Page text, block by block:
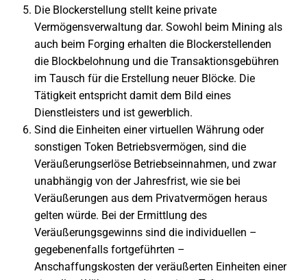
Die Blockerstellung stellt keine private
Vermögensverwaltung dar. Sowohl beim Mining als
auch beim Forging erhalten die Blockerstellenden
die Blockbelohnung und die Transaktionsgebühren
im Tausch für die Erstellung neuer Blöcke. Die
Tätigkeit entspricht damit dem Bild eines
Dienstleisters und ist gewerblich.
Sind die Einheiten einer virtuellen Währung oder
sonstigen Token Betriebsvermögen, sind die
Veräußerungserlöse Betriebseinnahmen, und zwar
unabhängig von der Jahresfrist, wie sie bei
Veräußerungen aus dem Privatvermögen heraus
gelten würde. Bei der Ermittlung des
Veräußerungsgewinns sind die individuellen –
gegebenenfalls fortgeführten –
Anschaffungskosten der veräußerten Einheiten einer